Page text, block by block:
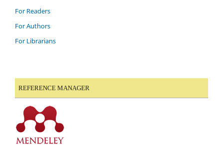
For Readers
For Authors
For Librarians
REFERENCE MANAGER